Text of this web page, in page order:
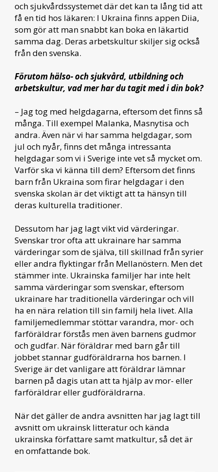
och sjukvårdssystemet där det kan ta lång tid att
få en tid hos läkaren: I Ukraina finns appen Diia,
som gör att man snabbt kan boka en läkartid
samma dag. Deras arbetskultur skiljer sig också
från den svenska.
Förutom hälso- och sjukvård, utbildning och
arbetskultur, vad mer har du tagit med i din bok?
– Jag tog med helgdagarna, eftersom det finns så
många. Till exempel Malanka, Masnytisa och
andra. Även när vi har samma helgdagar, som
jul och nyår, finns det många intressanta
helgdagar som vi i Sverige inte vet så mycket om.
Varför ska vi känna till dem? Eftersom det finns
barn från Ukraina som firar helgdagar i den
svenska skolan är det viktigt att ta hänsyn till
deras kulturella traditioner.
Dessutom har jag lagt vikt vid värderingar.
Svenskar tror ofta att ukrainare har samma
värderingar som de själva, till skillnad från syrier
eller andra flyktingar från Mellanöstern. Men det
stämmer inte. Ukrainska familjer har inte helt
samma värderingar som svenskar, eftersom
ukrainare har traditionella värderingar och vill
ha en nära relation till sin familj hela livet. Alla
familjemedlemmar stöttar varandra, mor- och
farföräldrar förstås men även barnens gudmor
och gudfar. När föräldrar med barn går till
jobbet stannar gudföräldrarna hos barnen. I
Sverige är det vanligare att föräldrar lämnar
barnen på dagis utan att ta hjälp av mor- eller
farföräldrar eller gudföräldrarna.
När det gäller de andra avsnitten har jag lagt till
avsnitt om ukrainsk litteratur och kända
ukrainska författare samt matkultur, så det är
en omfattande bok.